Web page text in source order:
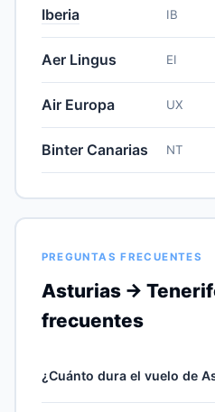
Iberia IB
Aer Lingus EI
Air Europa UX
Binter Canarias NT
PREGUNTAS FRECUENTES
Asturias →
frecuentes
¿Cuánto dura el vuelo de